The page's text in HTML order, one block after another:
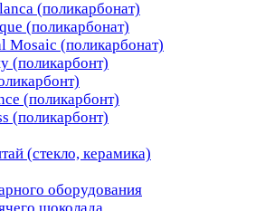
(поликарбонат)
(поликарбонат)
Mosaic (поликарбонат)
(поликарбонт)
(поликарбонт)
(поликарбонт)
(стекло, керамика)
оборудования